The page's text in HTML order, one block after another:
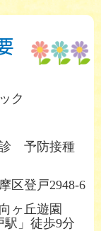
ク
予防接種
区登戸2948-6
ヶ丘遊園
駅」徒歩9分